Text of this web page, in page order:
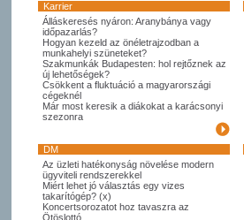
Karrier
Álláskeresés nyáron: Aranybánya vagy
időpazarlás?
Hogyan kezeld az önéletrajzodban a
munkahelyi szüneteket?
Szakmunkák Budapesten: hol rejtőznek az
új lehetőségek?
Csökkent a fluktuáció a magyarországi
cégeknél
Már most keresik a diákokat a karácsonyi
szezonra
DM
Az üzleti hatékonyság növelése modern
ügyviteli rendszerekkel
Miért lehet jó választás egy vizes
takarítógép? (x)
Koncertsorozatot hoz tavaszra az
Ötöslottó